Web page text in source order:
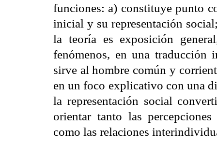
funciones: a) constituye punto
inicial y su representación
la teoría es exposición
fenómenos, en una
sirve al hombre común y
en un foco explicativo con una
la representación social
orientar tanto las
como las relaciones